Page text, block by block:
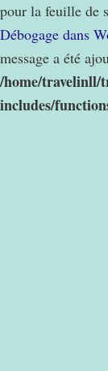
pour la feuille de
Débogage dans
message a été
/home/travelinll/
includes/